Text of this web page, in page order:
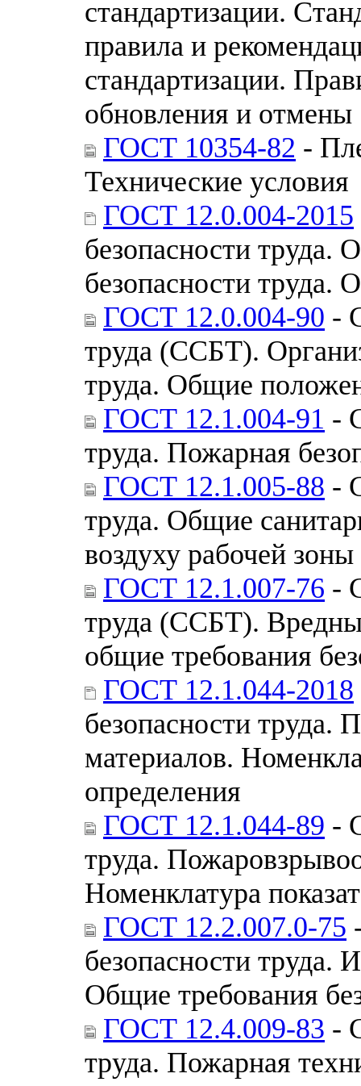
стандартизации.
правила и
стандартизации.
обновления и отмены
ГОСТ 10354-82 -
Технические условия
ГОСТ 12.0.004-2015
безопасности труда.
безопасности труда.
ГОСТ 12.0.004-90 -
труда (ССБТ).
труда. Общие
ГОСТ 12.1.004-91 -
труда. Пожарная
ГОСТ 12.1.005-88 -
труда. Общие
воздуху рабочей зоны
ГОСТ 12.1.007-76 -
труда (ССБТ).
общие требования
ГОСТ 12.1.044-2018
безопасности труда.
материалов.
определения
ГОСТ 12.1.044-89 -
труда.
Номенклатура
ГОСТ 12.2.007.0-75
безопасности труда.
Общие требования
ГОСТ 12.4.009-83 -
труда. Пожарная